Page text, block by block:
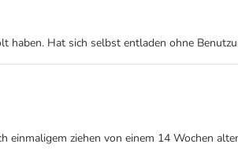
haben. Hat sich selbst entladen ohne
ziehen von einem 14 Wochen